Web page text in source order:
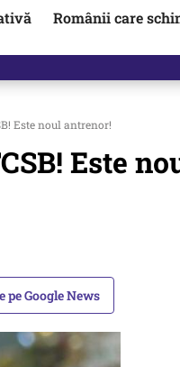
Românii care
Este noul antrenor!
Este
pe Google News